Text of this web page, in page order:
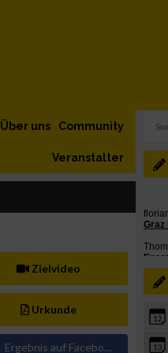
Community
Über uns
Veranstalter
Zielvideo
Urkunde
Ergebnis auf Facebook teilen
12
13